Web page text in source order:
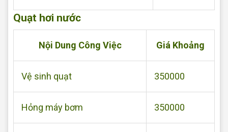
Quạt hơi nước
Nội Dung Công Việc Giá Khoảng
Vệ sinh quạt 350000
Hỏng máy bơm 350000